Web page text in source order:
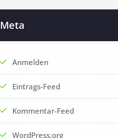
Meta
Anmelden
Eintrags-Feed
Kommentar-Feed
WordPress.org